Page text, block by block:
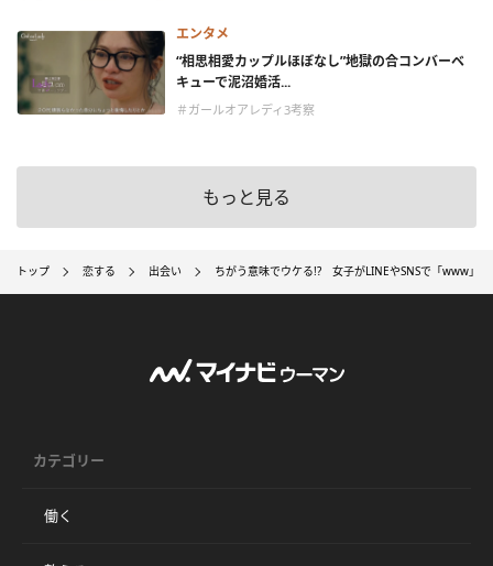
エンタメ
“相思相愛カップルほぼなし”地獄の合コンバーベ
キューで泥沼婚活...
＃ガールオアレディ3考察
もっと見る
トップ 恋する 出会い ちがう意味でウケる!? 女子がLINEやSNSで「www」
カテゴリー
働く